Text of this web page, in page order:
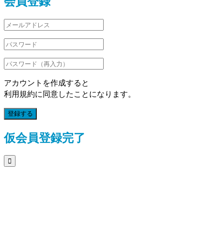
アカウントを作成すると
利用規約に同意したことになります。
登録する
仮会員登録完了
